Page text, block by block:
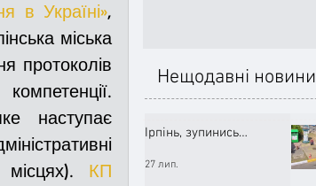
в Україні»,
міська
протоколів
наступає
КП
Нещодавні новини
Ірпінь, зупинись…
27 лип.